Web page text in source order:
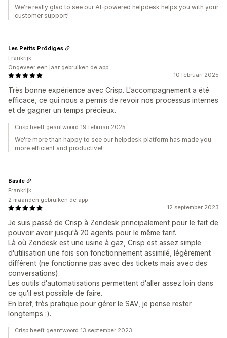
We're really glad to see our AI-powered helpdesk helps you with your
customer support!
10 februari 2025
Très bonne expérience avec Crisp. L'accompagnement a été
efficace, ce qui nous a permis de revoir nos processus internes
et de gagner un temps précieux.
Les Petits Prödiges
Frankrijk
Ongeveer een jaar gebruiken de app
Crisp heeft geantwoord 19 februari 2025
We're more than happy to see our helpdesk platform has made you
more efficient and productive!
12 september 2023
Je suis passé de Crisp à Zendesk principalement pour le fait de
pouvoir avoir jusqu'à 20 agents pour le même tarif.
Là où Zendesk est une usine à gaz, Crisp est assez simple
d'utilisation une fois son fonctionnement assimilé, légèrement
différent (ne fonctionne pas avec des tickets mais avec des
conversations).
Les outils d'automatisations permettent d'aller assez loin dans
ce qu'il est possible de faire.
En bref, très pratique pour gérer le SAV, je pense rester
longtemps :).
Basile
Frankrijk
2 maanden gebruiken de app
Crisp heeft geantwoord 13 september 2023